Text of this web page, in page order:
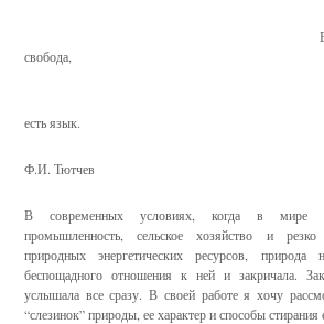
В ней есть душа,
свобода,
В ней есть
есть язык.
Ф.И. Тютчев
В современных условиях, когда в мире
промышленность, сельское хозяйство и резко
природных энергетических ресурсов, природа
беспощадного отношения к ней и закричала.
услышала все сразу. В своей работе я хочу
“слезинок” природы, ее характер и способы